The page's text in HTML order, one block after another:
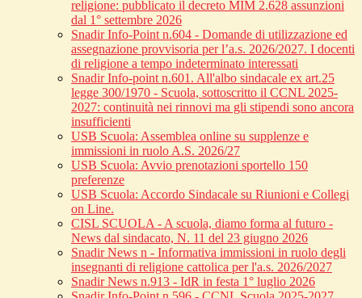
religione: pubblicato il decreto MIM 2.628 assunzioni
dal 1° settembre 2026
Snadir Info-Point n.604 - Domande di utilizzazione ed
assegnazione provvisoria per l’a.s. 2026/2027. I docenti
di religione a tempo indeterminato interessati
Snadir Info-point n.601. All'albo sindacale ex art.25
legge 300/1970 - Scuola, sottoscritto il CCNL 2025-
2027: continuità nei rinnovi ma gli stipendi sono ancora
insufficienti
USB Scuola: Assemblea online su supplenze e
immissioni in ruolo A.S. 2026/27
USB Scuola: Avvio prenotazioni sportello 150
preferenze
USB Scuola: Accordo Sindacale su Riunioni e Collegi
on Line.
CISL SCUOLA - A scuola, diamo forma al futuro -
News dal sindacato, N. 11 del 23 giugno 2026
Snadir News n - Informativa immissioni in ruolo degli
insegnanti di religione cattolica per l'a.s. 2026/2027
Snadir News n.913 - IdR in festa 1° luglio 2026